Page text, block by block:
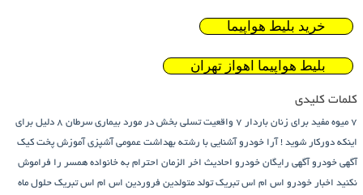
خرید بلیط هواپیما
بلیط هواپیما اهواز تهران
کلمات کلیدی
7 میوه مفید برای زنان باردار 7 واقعیت تسلی بخش در مورد بیماری سرطان
8 دلیل برای
اینکه دورکار شوید ! آرا خودرو آشنایی با رشته بهداشت عمومی آشپزی آموزش پخت کیک
آگهی خودرو آگهی رایگان خودرو احادیث اخر الزمان احترام به خانواده همسر را فراموش
نکنید اخبار خودرو اس ام اس تبریک تولد متولدین فروردین اس ام اس تبریک حلول ماه